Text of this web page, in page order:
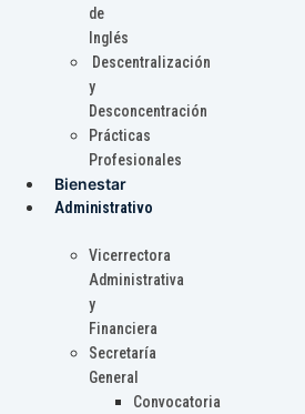
de
Inglés
Descentralización
y
Desconcentración
Prácticas
Profesionales
Bienestar
Administrativo
Vicerrectora
Administrativa
y
Financiera
Secretaría
General
Convocatoria